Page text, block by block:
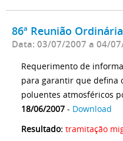
86ª Reunião Ordinária
Data: 03/07/2007 a 04/
Requerimento de
para garantir que defina
poluentes atmosféricos
18/06/2007 - Download
Resultado: tramitação